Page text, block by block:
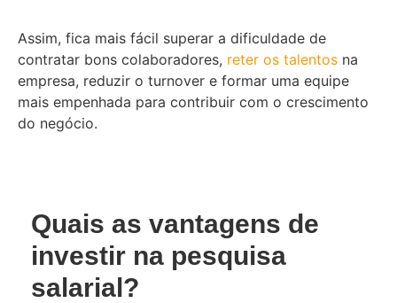
Assim, fica mais fácil superar a dificuldade de
contratar bons colaboradores, reter os talentos na
empresa, reduzir o turnover e formar uma equipe
mais empenhada para contribuir com o crescimento
do negócio.
Quais as vantagens de
investir na pesquisa
salarial?